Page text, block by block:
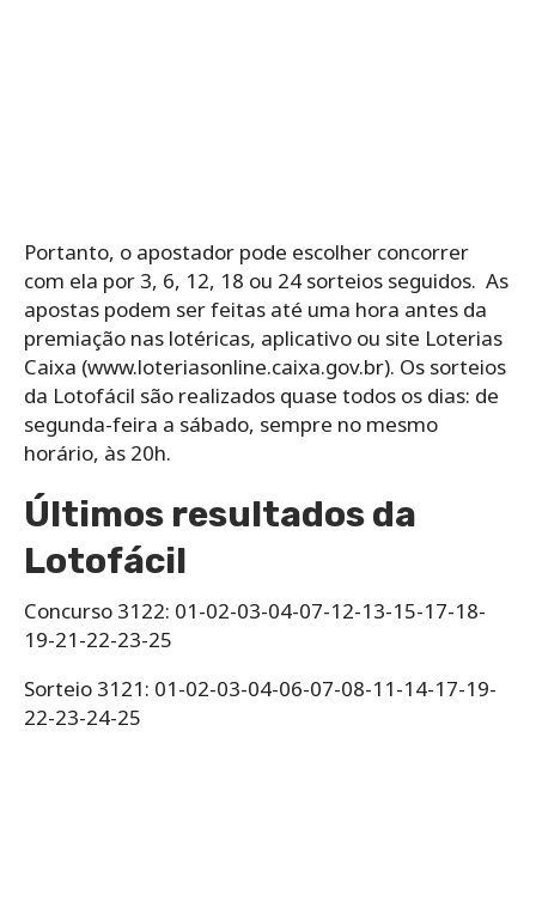
Portanto, o ‌apostador‌ ‌pode‌ ‌escolher‌ ‌concorrer‌
‌com‌ ‌ela‌ ‌por‌ ‌3,‌ ‌6,‌ ‌12,‌ ‌18‌ ‌ou‌ ‌24‌ ‌sorteios seguidos.‌ ‌ As
apostas podem ser feitas até uma hora antes da
premiação nas lotéricas, aplicativo ou site Loterias
Caixa (www.loteriasonline.caixa.gov.br). Os‌ ‌sorteios‌
‌da‌ ‌Lotofácil‌ ‌são‌ ‌realizados‌ ‌quase‌ ‌todos‌ ‌os‌ ‌dias: de‌
‌segunda-feira‌ ‌a‌ ‌sábado,‌ ‌sempre‌ ‌no‌ ‌mesmo‌
‌horário,‌ ‌às‌ ‌20h.
Últimos resultados da
Lotofácil
Concurso 3122: 01-02-03-04-07-12-13-15-17-18-
19-21-22-23-25
Sorteio 3121: 01-02-03-04-06-07-08-11-14-17-19-
22-23-24-25